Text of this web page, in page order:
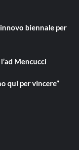
biennale per
Mencucci
qui per vincere”